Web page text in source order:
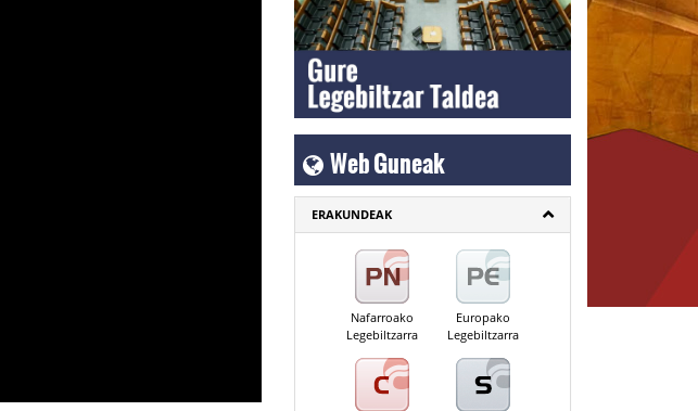
Web Guneak
ERAKUNDEAK
Nafarroako
Legebiltzarra
Europako
Legebiltzarra